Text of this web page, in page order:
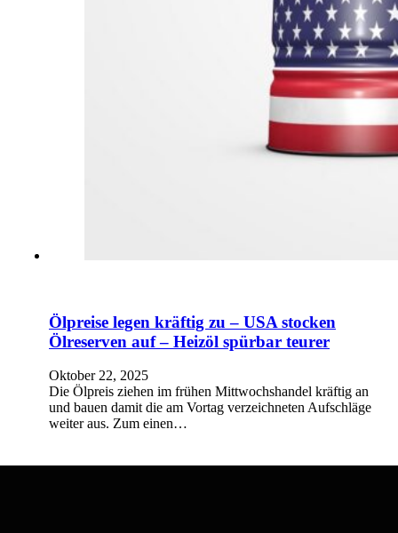
Ölpreise legen kräftig zu – USA stocken
Ölreserven auf – Heizöl spürbar teurer
Oktober 22, 2025
Die Ölpreis ziehen im frühen Mittwochshandel kräftig an
und bauen damit die am Vortag verzeichneten Aufschläge
weiter aus. Zum einen…